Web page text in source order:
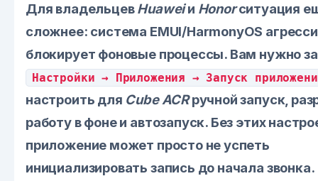
Для владельцевHuaweiи Honorситуация
сложнее: система EMUI/HarmonyOS
блокирует фоновые процессы. Вам нужно
Настройки → Приложения → Запуск
настроить для Cube ACRручной запуск,
работу в фоне и автозапуск. Без этих
приложение может просто не успеть
инициализировать запись до начала звонка.